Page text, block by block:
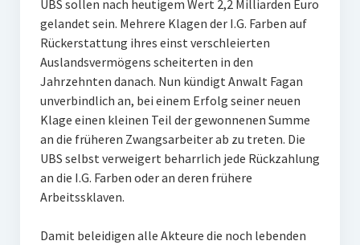
UBS sollen nach heutigem Wert 2,2 Milliarden Euro
gelandet sein. Mehrere Klagen der I.G. Farben auf
Rückerstattung ihres einst verschleierten
Auslandsvermögens scheiterten in den
Jahrzehnten danach. Nun kündigt Anwalt Fagan
unverbindlich an, bei einem Erfolg seiner neuen
Klage einen kleinen Teil der gewonnenen Summe
an die früheren Zwangsarbeiter ab zu treten. Die
UBS selbst verweigert beharrlich jede Rückzahlung
an die I.G. Farben oder an deren frühere
Arbeitssklaven.
Damit beleidigen alle Akteure die noch lebenden